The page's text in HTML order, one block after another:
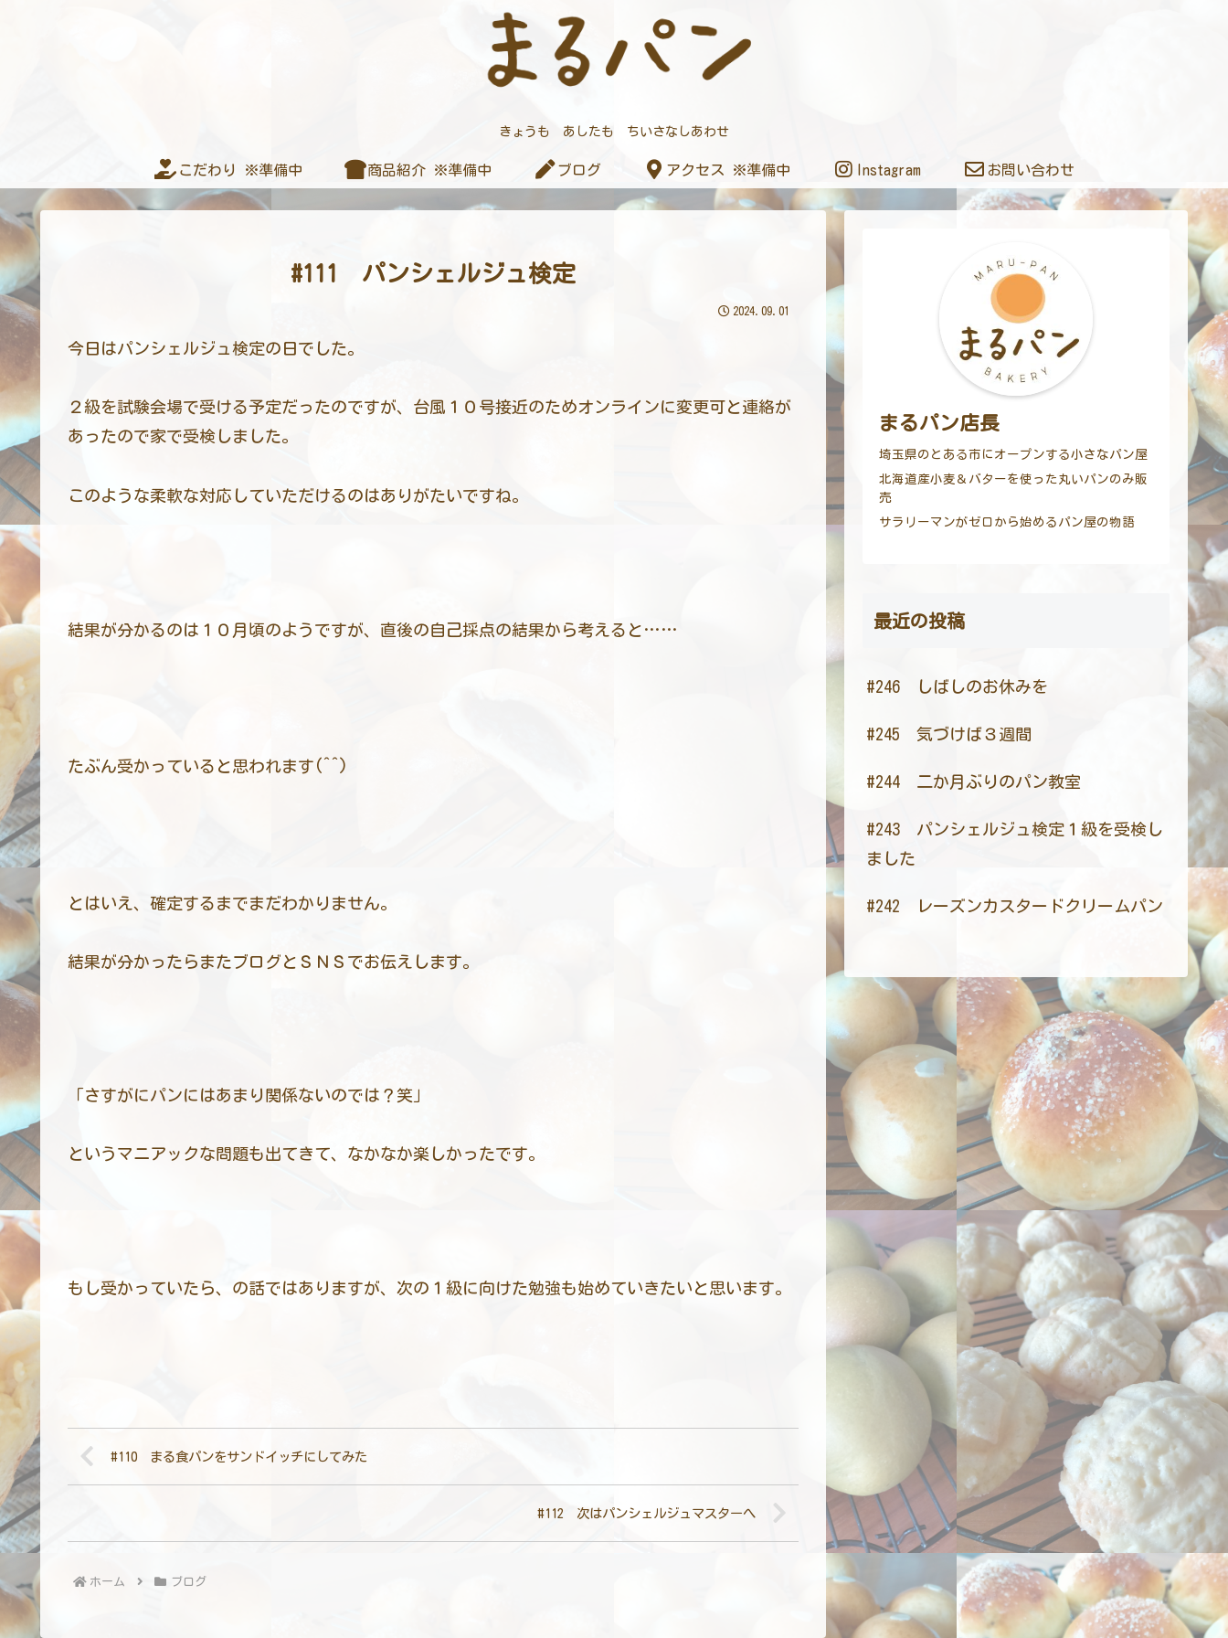
きょうも あしたも ちいさなしあわせ
こだわり ※準備中 商品紹介 ※準備中 ブログ アクセス ※準備中 Instagram お問い合わせ
#111 パンシェルジュ検定
2024.09.01
今日はパンシェルジュ検定の日でした。
２級を試験会場で受ける予定だったのですが、台風１０号接近のためオンラインに変更可と連絡が
あったので家で受検しました。
このような柔軟な対応していただけるのはありがたいですね。
結果が分かるのは１０月頃のようですが、直後の自己採点の結果から考えると……
たぶん受かっていると思われます(⁠^⁠^⁠)
とはいえ、確定するまでまだわかりません。
結果が分かったらまたブログとＳＮＳでお伝えします。
「さすがにパンにはあまり関係ないのでは？笑」
というマニアックな問題も出てきて、なかなか楽しかったです。
もし受かっていたら、の話ではありますが、次の１級に向けた勉強も始めていきたいと思います。
#110 まる食パンをサンドイッチにしてみた
#112 次はパンシェルジュマスターへ
ホーム ブログ
まるパン店長
埼玉県のとある市にオープンする小さなパン屋
北海道産小麦＆バターを使った丸いパンのみ販
売
サラリーマンがゼロから始めるパン屋の物語
最近の投稿
#246 しばしのお休みを
#245 気づけば３週間
#244 二か月ぶりのパン教室
#243 パンシェルジュ検定１級を受検し
ました
#242 レーズンカスタードクリームパン